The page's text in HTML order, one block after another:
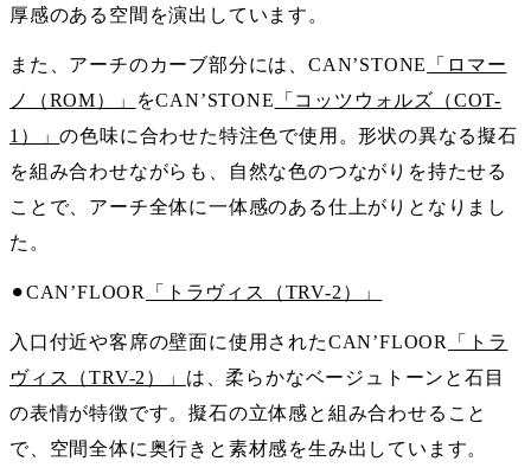
厚感のある空間を演出しています。
また、アーチのカーブ部分には、CAN’STONE
「ロマー
ノ（ROM）」
をCAN’STONE 「コッツウォルズ（COT-
1）」の色味に合わせた特注色で使用。形状の異なる擬石
を組み合わせながらも、自然な色のつながりを持たせる
ことで、アーチ全体に一体感のある仕上がりとなりまし
た。
⚫︎CAN’FLOOR 「トラヴィス（TRV-2）」
入口付近や客席の壁面に使用されたCAN’FLOOR
「トラ
ヴィス（TRV-2）」 は、柔らかなベージュトーンと石目
の表情が特徴です。擬石の立体感と組み合わせること
で、空間全体に奥行きと素材感を生み出しています。